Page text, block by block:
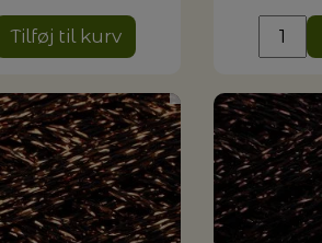
Tilføj til kurv